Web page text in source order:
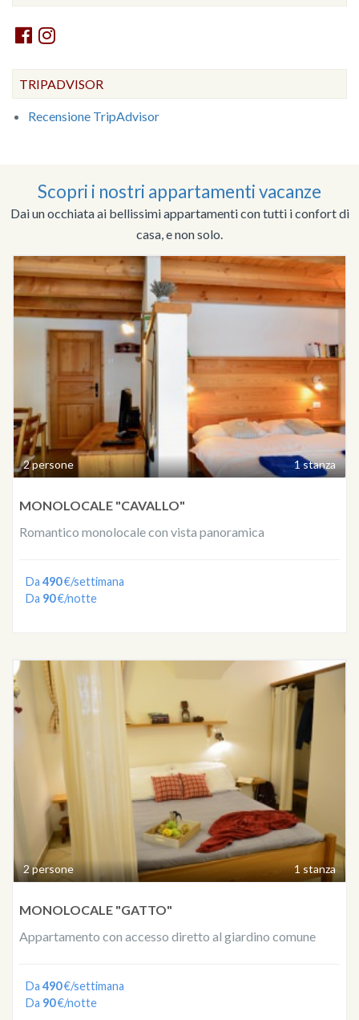
TRIPADVISOR
Recensione TripAdvisor
Scopri i nostri appartamenti vacanze
Dai un occhiata ai bellissimi appartamenti con tutti i confort di
casa, e non solo.
2 persone 1 stanza
MONOLOCALE "CAVALLO"
Romantico monolocale con vista panoramica
Da 490€/settimana
Da 90€/notte
2 persone 1 stanza
MONOLOCALE "GATTO"
Appartamento con accesso diretto al giardino comune
Da 490€/settimana
Da 90€/notte